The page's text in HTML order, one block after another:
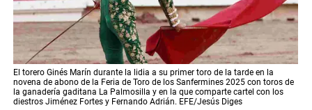
El torero Ginés Marín durante la lidia a su primer toro de la tarde en la
novena de abono de la Feria de Toro de los Sanfermines 2025 con toros de
la ganadería gaditana La Palmosilla y en la que comparte cartel con los
diestros Jiménez Fortes y Fernando Adrián. EFE/Jesús Diges